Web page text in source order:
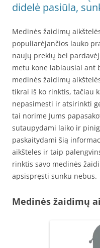
didelė pasiūla,
Medinės žaidimų
populiarėjančios lauko
naujų prekių bei
metu kone labiausiai ant
medinės žaidimų
tikrai iš ko rinktis, tačiau
nepasimesti ir atsirinkti
tai norime Jums
sutaupydami laiko ir
paskaitydami šią
aikšteles ir taip
rinktis savo medinės
apsispręsti sunku nebus.
Medinės žaidimų